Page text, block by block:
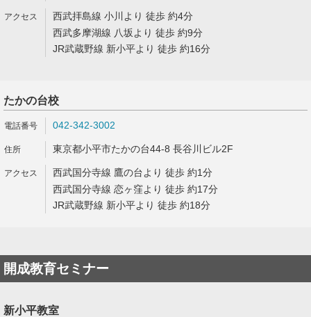
西武拝島線 小川より 徒歩 約4分
西武多摩湖線 八坂より 徒歩 約9分
JR武蔵野線 新小平より 徒歩 約16分
たかの台校
042-342-3002
東京都小平市たかの台44-8 長谷川ビル2F
西武国分寺線 鷹の台より 徒歩 約1分
西武国分寺線 恋ヶ窪より 徒歩 約17分
JR武蔵野線 新小平より 徒歩 約18分
開成教育セミナー
新小平教室